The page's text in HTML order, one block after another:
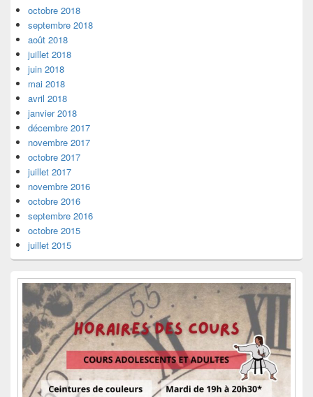
octobre 2018
septembre 2018
août 2018
juillet 2018
juin 2018
mai 2018
avril 2018
janvier 2018
décembre 2017
novembre 2017
octobre 2017
juillet 2017
novembre 2016
octobre 2016
septembre 2016
octobre 2015
juillet 2015